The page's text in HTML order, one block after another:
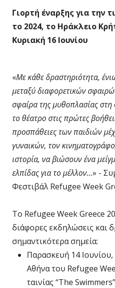
Γιορτή έναρξης για την
το 2024, το Ηράκλειο
Κυριακή 16 Ιουνίου
«Με κάθε δραστηριότητα,
μεταξύ διαφορετικών
σφαίρα της μυθοπλασίας
το θέατρο στις πρώτες
προσπάθειες των παιδιών
γυναικών, τον
ιστορία, να βιώσουν ένα
ελπίδας για το μέλλον…» -
Φεστιβάλ Refugee Week
Το Refugee Week Greece
διάφορες εκδηλώσεις και
σημαντικότερα σημεία:
Παρασκευή 14
Αθήνα του Refugee
ταινίας “The Swimmers”